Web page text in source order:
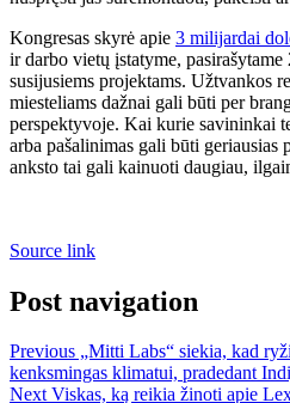
Kongresas skyrė apie 3 milijardai
ir darbo vietų įstatyme,
susijusiems projektams. Užtvankos
miesteliams dažnai gali būti per
perspektyvoje. Kai kurie savininkai
arba pašalinimas gali būti geriausias
anksto tai gali kainuoti daugiau,
Source link
Post navigation
Previous „Mitti Labs“ siekia, kad
kenksmingas klimatui, pradedant
NextViskas, ką reikia žinoti apie